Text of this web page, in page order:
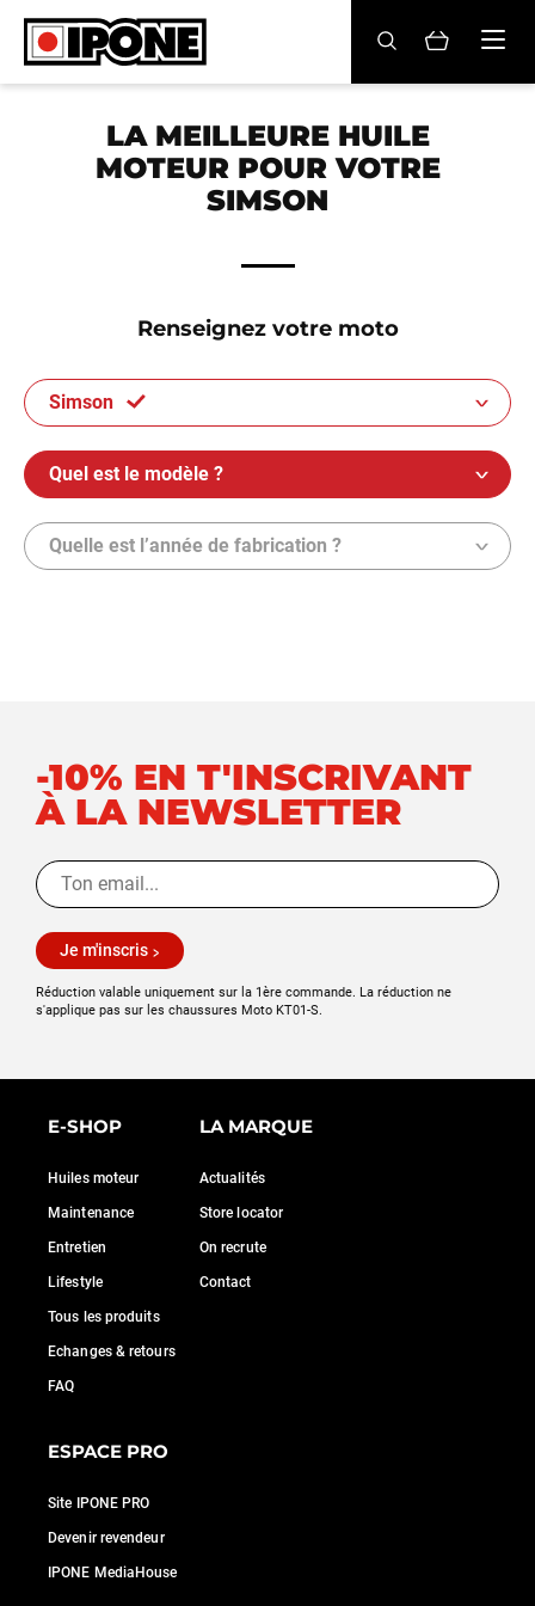
Ipone
HUILES MOTEUR
ENTRETIEN
Revendeurs
Compte
BE FR EN ES IT DE
LA MEILLEURE HUILE
MOTEUR POUR VOTRE
SIMSON
Renseignez votre moto
Simson
Quel est le modèle ?
Quelle est l’année de fabrication ?
-10% EN T'INSCRIVANT
À LA NEWSLETTER
Je m'inscris
Réduction valable uniquement sur la 1ère commande. La réduction ne
s'applique pas sur les chaussures Moto KT01-S.
E-SHOP
Huiles moteur
Maintenance
Entretien
Lifestyle
Tous les produits
Echanges & retours
FAQ
LA MARQUE
Actualités
Store locator
On recrute
Contact
ESPACE PRO
Site IPONE PRO
Devenir revendeur
IPONE MediaHouse